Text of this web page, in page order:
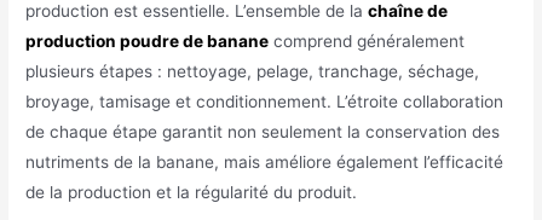
production est essentielle. L’ensemble de lachaîne de
production poudre de banane comprend généralement
plusieurs étapes : nettoyage, pelage, tranchage, séchage,
broyage, tamisage et conditionnement. L’étroite collaboration
de chaque étape garantit non seulement la conservation des
nutriments de la banane, mais améliore également l’efficacité
de la production et la régularité du produit.